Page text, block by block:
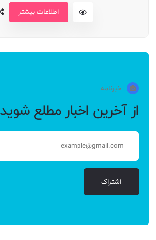
اطلاعات بیشتر
خبرنامه
از آخرین اخبار مطلع شوید
اشتراک